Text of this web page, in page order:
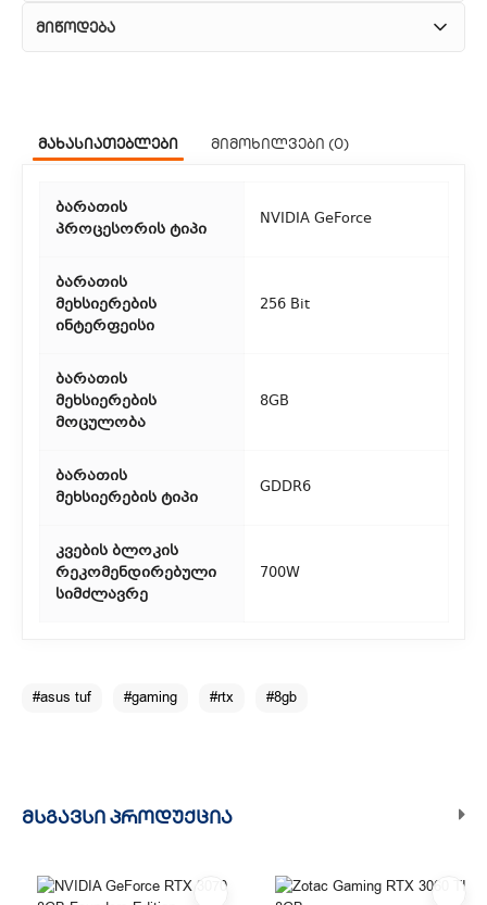
მიწოდება
თბილისის მასშტაბით.
თუ გსურთ დაზოგოთ მიწოდებაზე, შეგიძლიათ თავად
3. საფოსტო მიწოდება
მიწოდება. მიწოდების დრო დამოკიდებულია
ადგილმდებარეობაზე.
მახასიათებლები მიმოხილვები (0)
ბარათის
პროცესორის ტიპი
NVIDIA GeForce
ბარათის
მეხსიერების
ინტერფეისი
256 Bit
ბარათის
მეხსიერების
მოცულობა
8GB
ბარათის
მეხსიერების ტიპი
GDDR6
კვების ბლოკის
რეკომენდირებული
სიმძლავრე
700W
#asus tuf #gaming #rtx #8gb
ᲛᲡᲒᲐᲕᲡᲘ ᲞᲠᲝᲓᲣᲥᲪᲘᲐ